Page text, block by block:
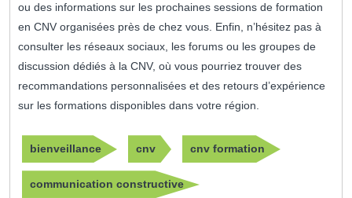
ou des informations sur les prochaines sessions de formation
en CNV organisées près de chez vous. Enfin, n’hésitez pas à
consulter les réseaux sociaux, les forums ou les groupes de
discussion dédiés à la CNV, où vous pourriez trouver des
recommandations personnalisées et des retours d’expérience
sur les formations disponibles dans votre région.
bienveillance cnv cnv formation
communication constructive